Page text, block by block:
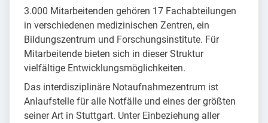
3.000 Mitarbeitenden gehören 17 Fachabteilungen
in verschiedenen medizinischen Zentren, ein
Bildungszentrum und Forschungsinstitute. Für
Mitarbeitende bieten sich in dieser Struktur
vielfältige Entwicklungsmöglichkeiten.
Das interdisziplinäre Notaufnahmezentrum ist
Anlaufstelle für alle Notfälle und eines der größten
seiner Art in Stuttgart. Unter Einbeziehung aller